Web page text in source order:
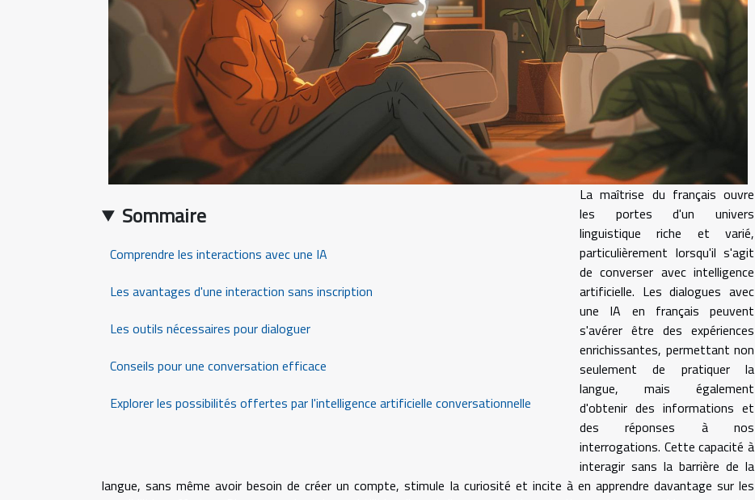
Sommaire
Comprendre les interactions avec une IA
Les avantages d'une interaction sans inscription
Les outils nécessaires pour dialoguer
Conseils pour une conversation efficace
Explorer les possibilités offertes par l'intelligence artificielle conversationnelle
La maîtrise du français ouvre
les portes d'un univers
linguistique riche et varié,
particulièrement lorsqu'il s'agit
de converser avec intelligence
artificielle. Les dialogues avec
une IA en français peuvent
s'avérer être des expériences
enrichissantes, permettant non
seulement de pratiquer la
langue, mais également
d'obtenir des informations et
des réponses à nos
interrogations. Cette capacité à
interagir sans la barrière de la
langue, sans même avoir besoin de créer un compte, stimule la curiosité et incite à en apprendre davantage sur les